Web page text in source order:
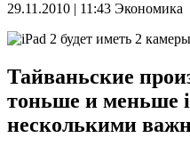
29.11.2010 | 11:43 Экономика
Тайваньские
тоньше и меньше
несколькими